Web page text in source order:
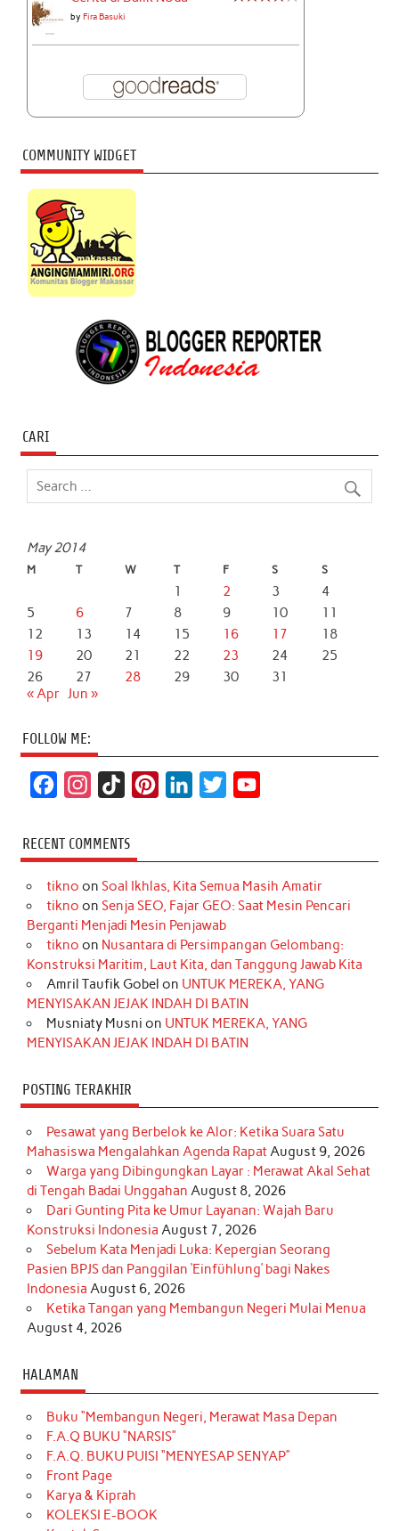
byFira Basuki
COMMUNITY WIDGET
CARI
May 2014
M T W T F S S
1 2 3
4
5
6 7 8 9 10
11
12
13 14 15 16 17
18
19
20 21 22 23 24
25
26
27 28 29 30
31
« Apr Jun »
FOLLOW ME:
c
e
b
o
k
s
t
a
r
a
m
k
T
o
k
t
e
r
e
s
t
k
e
d
I
n
t
t
r
T
u
e
RECENT COMMENTS
tikno on Soal Ikhlas, Kita Semua Masih Amatir
tikno on Senja SEO, Fajar GEO: Saat Mesin Pencari
Berganti Menjadi Mesin Penjawab
tikno on Nusantara di Persimpangan Gelombang:
Konstruksi Maritim, Laut Kita, dan Tanggung Jawab Kita
Amril Taufik Gobel on UNTUK MEREKA, YANG
MENYISAKAN JEJAK INDAH DI BATIN
Musniaty Musni on UNTUK MEREKA, YANG
MENYISAKAN JEJAK INDAH DI BATIN
POSTING TERAKHIR
Pesawat yang Berbelok ke Alor: Ketika Suara Satu
Mahasiswa Mengalahkan Agenda RapatAugust 9, 2026
Warga yang Dibingungkan Layar : Merawat Akal Sehat
di Tengah Badai Unggahan August 8, 2026
Dari Gunting Pita ke Umur Layanan: Wajah Baru
Konstruksi Indonesia August 7, 2026
Sebelum Kata Menjadi Luka: Kepergian Seorang
Pasien BPJS dan Panggilan ‘Einfühlung’ bagi Nakes
Indonesia August 6, 2026
Ketika Tangan yang Membangun Negeri Mulai Menua
August 4, 2026
HALAMAN
Buku “Membangun Negeri, Merawat Masa Depan
F.A.Q BUKU “NARSIS”
F.A.Q. BUKU PUISI “MENYESAP SENYAP”
Front Page
Karya & Kiprah
KOLEKSI E-BOOK